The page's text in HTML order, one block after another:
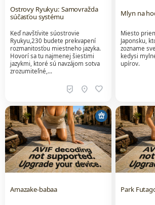
Ostrovy Ryukyu: Samovražda
súčasťou systému
Keď navštívite súostrovie
Ryukyu,230 budete prekvapení
rozmanitosťou miestneho jazyka.
Hovorí sa tu najmenej šiestimi
jazykmi, ktoré sú navzájom sotva
zrozumiteľné,…
beenhere location_on favorite
Mlyn na
Miesto
Japonsku,
zozname
kedysi
upírov.
temple_buddhist
Amazake-babaa Park